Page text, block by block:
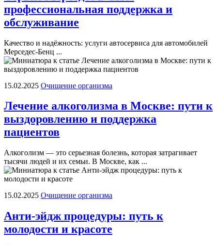
профессиональная поддержка и
обслуживание
Качество и надёжность: услуги автосервиса для автомобилей
Мерседес-Бенц ...
15.02.2025 Очищение организма
Лечение алкоголизма в Москве: пути к
выздоровлению и поддержка
пациентов
Алкоголизм — это серьезная болезнь, которая затрагивает
тысячи людей и их семьи. В Москве, как ...
15.02.2025 Очищение организма
Анти-эйдж процедуры: путь к
молодости и красоте